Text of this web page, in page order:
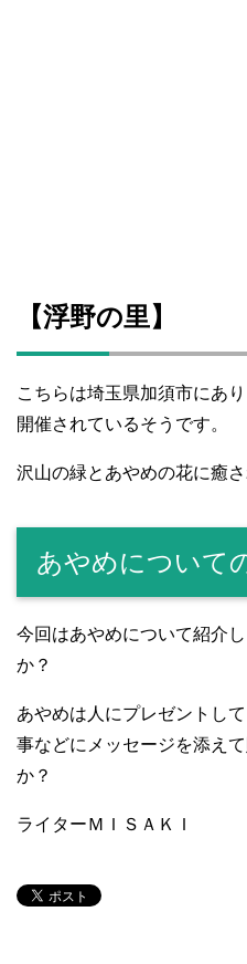
【浮野の里】
こちらは埼玉県加須市にあ
開催されているそうです。
沢山の緑とあやめの花に癒
あやめについて
今回はあやめについて紹介
か？
あやめは人にプレゼントし
事などにメッセージを添え
か？
ライターＭＩＳＡＫＩ